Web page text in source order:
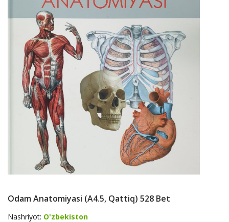
Odam Anatomiyasi (А4.5, Qattiq) 528 Bet
Nashriyot: O'zbekiston